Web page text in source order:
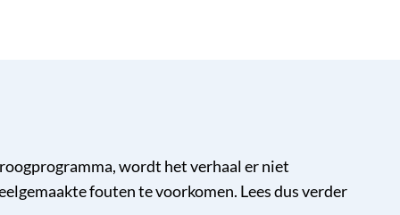
wordt het verhaal er niet
fouten te voorkomen. Lees dus verder